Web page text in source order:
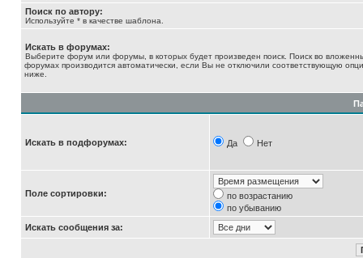
Поиск по автору:
Используйте * в качестве шаблона.
Искать в форумах:
Выберите форум или форумы, в которых будет произведен поиск. Поиск во
форумах производится автоматически, если Вы не отключили соответствующую
ниже.
Искать в подфорумах: Да Нет
Поле сортировки:
по возрастанию
по убыванию
Искать сообщения за: